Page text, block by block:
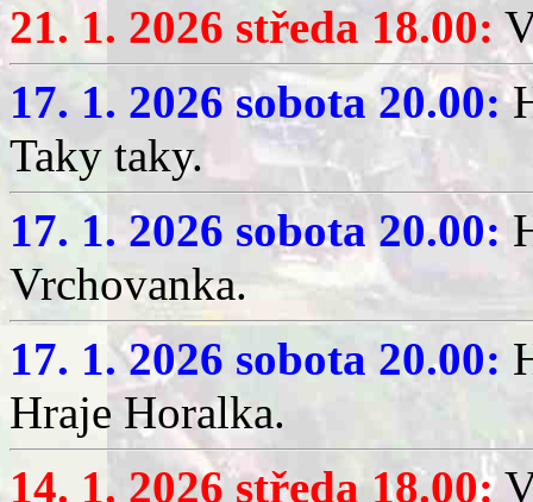
21. 1. 2026 středa 18.00:
17. 1. 2026 sobota 20.00:
Taky taky.
17. 1. 2026 sobota 20.00:
Vrchovanka.
17. 1. 2026 sobota 20.00:
Hraje Horalka.
14. 1. 2026 středa 18.00: